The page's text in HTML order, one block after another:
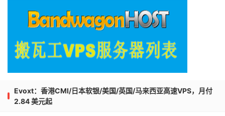
Evoxt：香港CMI/日本软银/美国/英国/马来西亚高速VPS，月付
2.84 美元起